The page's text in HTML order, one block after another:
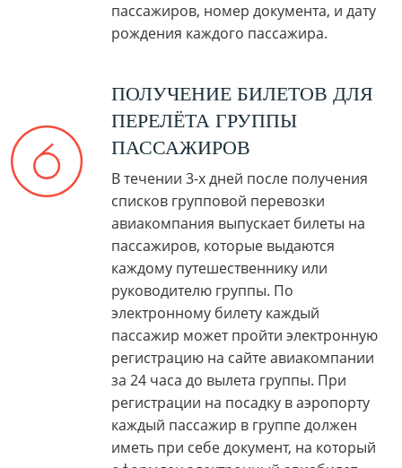
пассажиров, номер документа, и дату
рождения каждого пассажира.
ПОЛУЧЕНИЕ БИЛЕТОВ ДЛЯ
ПЕРЕЛЁТА ГРУППЫ
ПАССАЖИРОВ
В течении 3-х дней после получения
списков групповой перевозки
авиакомпания выпускает билеты на
пассажиров, которые выдаются
каждому путешественнику или
руководителю группы. По
электронному билету каждый
пассажир может пройти электронную
регистрацию на сайте авиакомпании
за 24 часа до вылета группы. При
регистрации на посадку в аэропорту
каждый пассажир в группе должен
иметь при себе документ, на который